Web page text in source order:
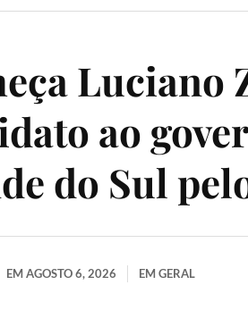
Luciano
ao
do Sul
EM AGOSTO 6, 2026 EM GERAL